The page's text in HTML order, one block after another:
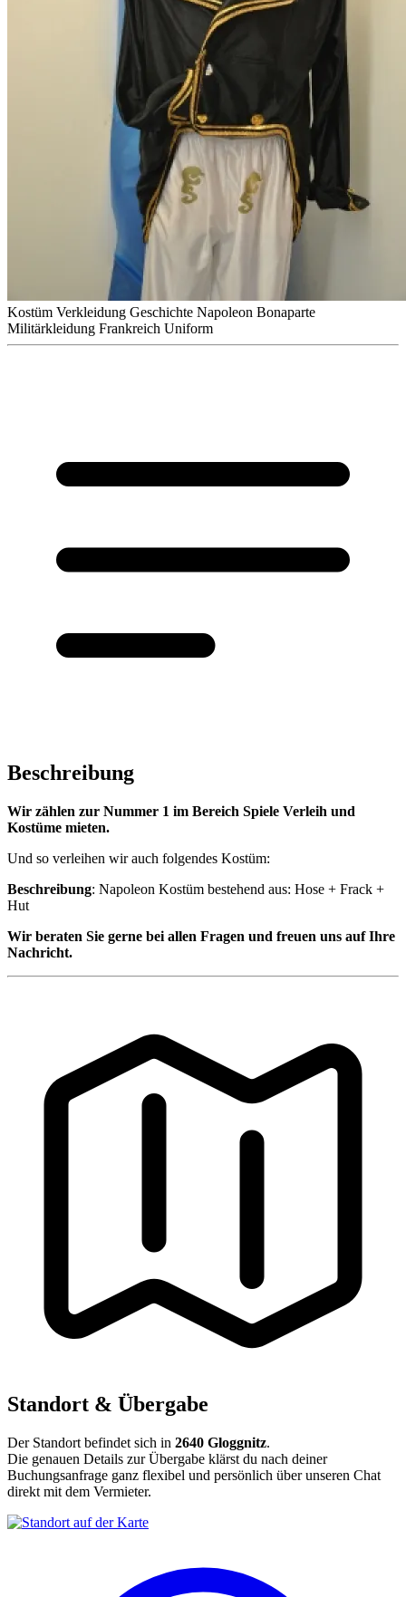
Kostüm Verkleidung Geschichte Napoleon Bonaparte
Militärkleidung Frankreich Uniform
Beschreibung
Wir zählen zur Nummer 1 im Bereich Spiele Verleih und
Kostüme mieten.
Und so verleihen wir auch folgendes Kostüm:
Beschreibung: Napoleon Kostüm bestehend aus: Hose + Frack +
Hut
Wir beraten Sie gerne bei allen Fragen und freuen uns auf Ihre
Nachricht.
Standort & Übergabe
Der Standort befindet sich in 2640 Gloggnitz.
Die genauen Details zur Übergabe klärst du nach deiner
Buchungsanfrage ganz flexibel und persönlich über unseren Chat
direkt mit dem Vermieter.